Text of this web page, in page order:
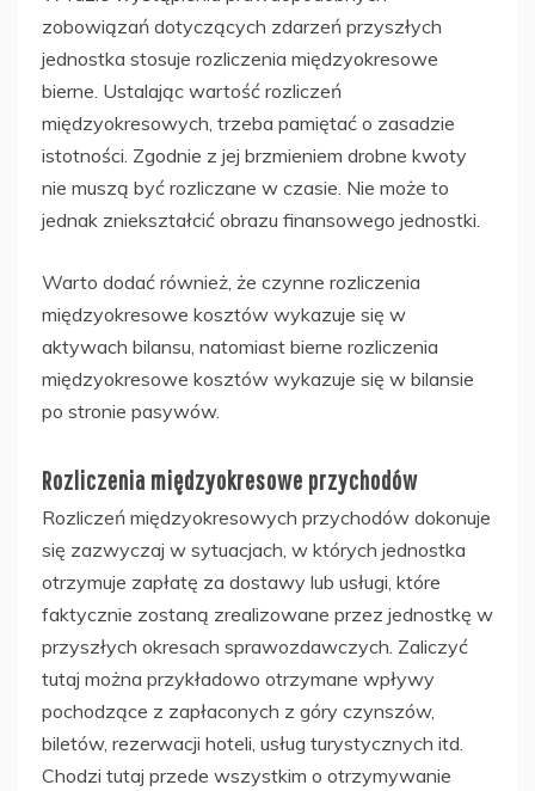
zobowiązań dotyczących zdarzeń przyszłych
jednostka stosuje rozliczenia międzyokresowe
bierne. Ustalając wartość rozliczeń
międzyokresowych, trzeba pamiętać o zasadzie
istotności. Zgodnie z jej brzmieniem drobne kwoty
nie muszą być rozliczane w czasie. Nie może to
jednak zniekształcić obrazu finansowego jednostki.
Warto dodać również, że czynne rozliczenia
międzyokresowe kosztów wykazuje się w
aktywach bilansu, natomiast bierne rozliczenia
międzyokresowe kosztów wykazuje się w bilansie
po stronie pasywów.
Rozliczenia międzyokresowe przychodów
Rozliczeń międzyokresowych przychodów dokonuje
się zazwyczaj w sytuacjach, w których jednostka
otrzymuje zapłatę za dostawy lub usługi, które
faktycznie zostaną zrealizowane przez jednostkę w
przyszłych okresach sprawozdawczych. Zaliczyć
tutaj można przykładowo otrzymane wpływy
pochodzące z zapłaconych z góry czynszów,
biletów, rezerwacji hoteli, usług turystycznych itd.
Chodzi tutaj przede wszystkim o otrzymywanie